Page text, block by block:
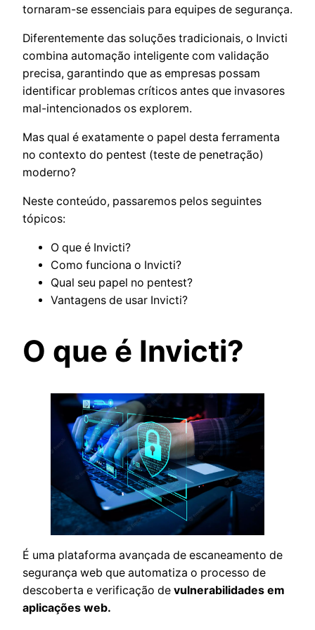
tornaram-se essenciais para equipes de segurança.
Diferentemente das soluções tradicionais, o Invicti
combina automação inteligente com validação
precisa, garantindo que as empresas possam
identificar problemas críticos antes que invasores
mal-intencionados os explorem.
Mas qual é exatamente o papel desta ferramenta
no contexto do pentest (teste de penetração)
moderno?
Neste conteúdo, passaremos pelos seguintes
tópicos:
O que é Invicti?
Como funciona o Invicti?
Qual seu papel no pentest?
Vantagens de usar Invicti?
O que é Invicti?
É uma plataforma avançada de escaneamento de
segurança web que automatiza o processo de
descoberta e verificação de vulnerabilidades em
aplicações web.